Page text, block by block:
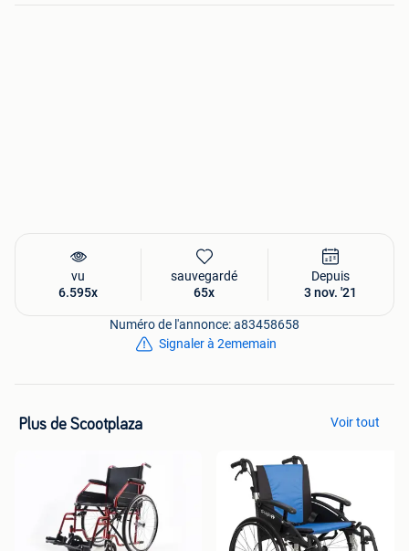
vu
6.595x
sauvegardé
65x
Depuis
3 nov. '21
Numéro de l'annonce: a83458658
Signaler à 2ememain
Plus de Scootplaza Voir tout